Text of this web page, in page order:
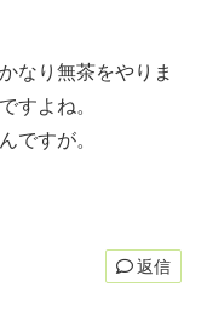
なり無茶をやりま
すよね。
ですが。
返信